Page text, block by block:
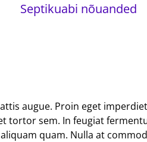
Septikuabi nõuanded
augue. Proin eget
sem. In feugiat
quam. Nulla at